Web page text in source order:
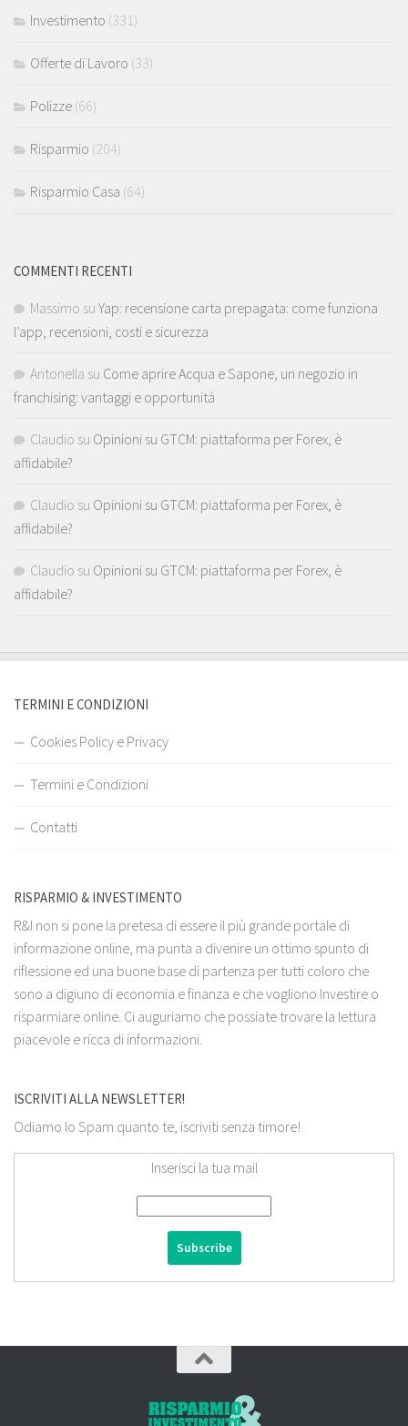
Investimento (331)
Offerte di Lavoro (33)
Polizze (66)
Risparmio (204)
Risparmio Casa (64)
COMMENTI RECENTI
Massimo su Yap: recensione carta prepagata: come funziona
l’app, recensioni, costi e sicurezza
Antonella su Come aprire Acqua e Sapone, un negozio in
franchising: vantaggi e opportunità
Claudio su Opinioni su GTCM: piattaforma per Forex, è
affidabile?
Claudio su Opinioni su GTCM: piattaforma per Forex, è
affidabile?
Claudio su Opinioni su GTCM: piattaforma per Forex, è
affidabile?
TERMINI E CONDIZIONI
Cookies Policy e Privacy
Termini e Condizioni
Contatti
RISPARMIO & INVESTIMENTO
R&I non si pone la pretesa di essere il più grande portale di
informazione online, ma punta a divenire un ottimo spunto di
riflessione ed una buone base di partenza per tutti coloro che
sono a digiuno di economia e finanza e che vogliono Investire o
risparmiare online. Ci auguriamo che possiate trovare la lettura
piacevole e ricca di informazioni.
ISCRIVITI ALLA NEWSLETTER!
Odiamo lo Spam quanto te, iscriviti senza timore!
Inserisci la tua mail